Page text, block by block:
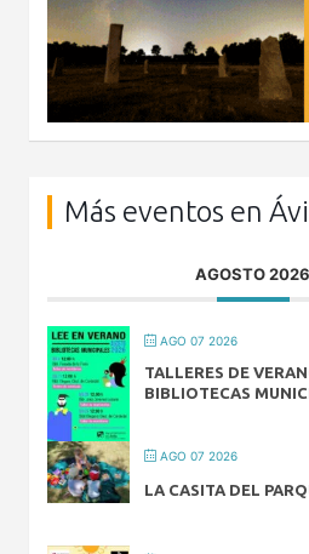
Más eventos en
AGOSTO 2026
AGO 07 2026
TALLERES DE
BIBLIOTECAS
AGO 07 2026
LA CASITA DEL